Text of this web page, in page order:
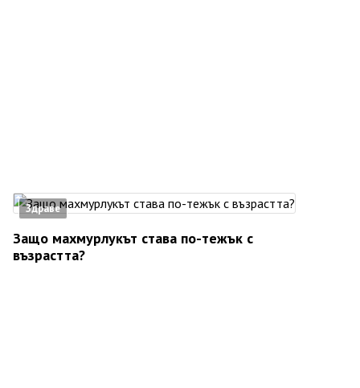
Здраве
Защо махмурлукът става по-тежък с
възрастта?